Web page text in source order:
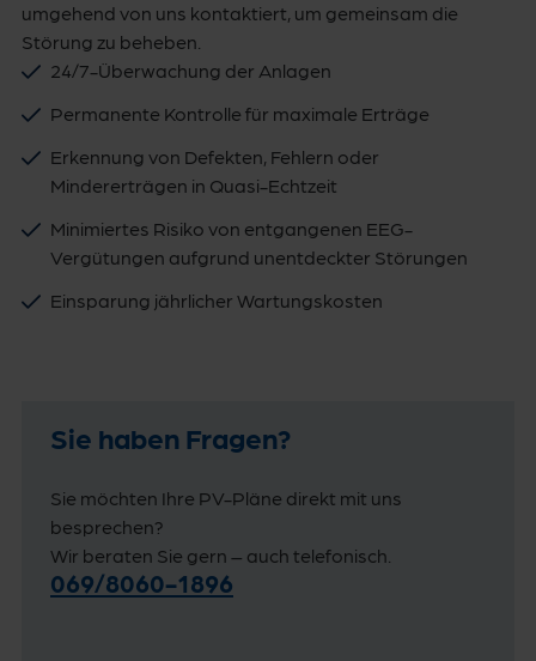
umgehend von uns kontaktiert, um gemeinsam die
Störung zu beheben.
24/7-Überwachung der Anlagen
Permanente Kontrolle für maximale Erträge
Erkennung von Defekten, Fehlern oder
Mindererträgen in Quasi-Echtzeit
Minimiertes Risiko von entgangenen EEG-
Vergütungen aufgrund unentdeckter Störungen
Einsparung jährlicher Wartungskosten
Sie haben Fragen?
Sie möchten Ihre PV-Pläne direkt mit uns
besprechen?
Wir beraten Sie gern – auch telefonisch.
069/8060-1896